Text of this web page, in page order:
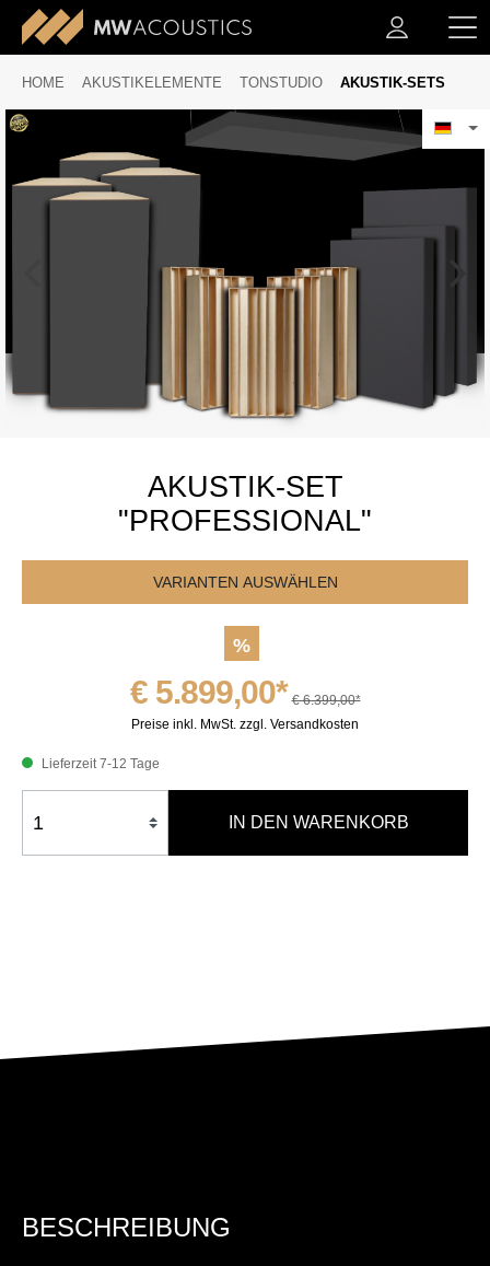
HOME AKUSTIKELEMENTE TONSTUDIO AKUSTIK-SETS
AKUSTIK-SET
"PROFESSIONAL"
VARIANTEN AUSWÄHLEN
%
€ 5.899,00* € 6.399,00*
Preise inkl. MwSt. zzgl. Versandkosten
Lieferzeit 7-12 Tage
IN DEN WARENKORB
BESCHREIBUNG